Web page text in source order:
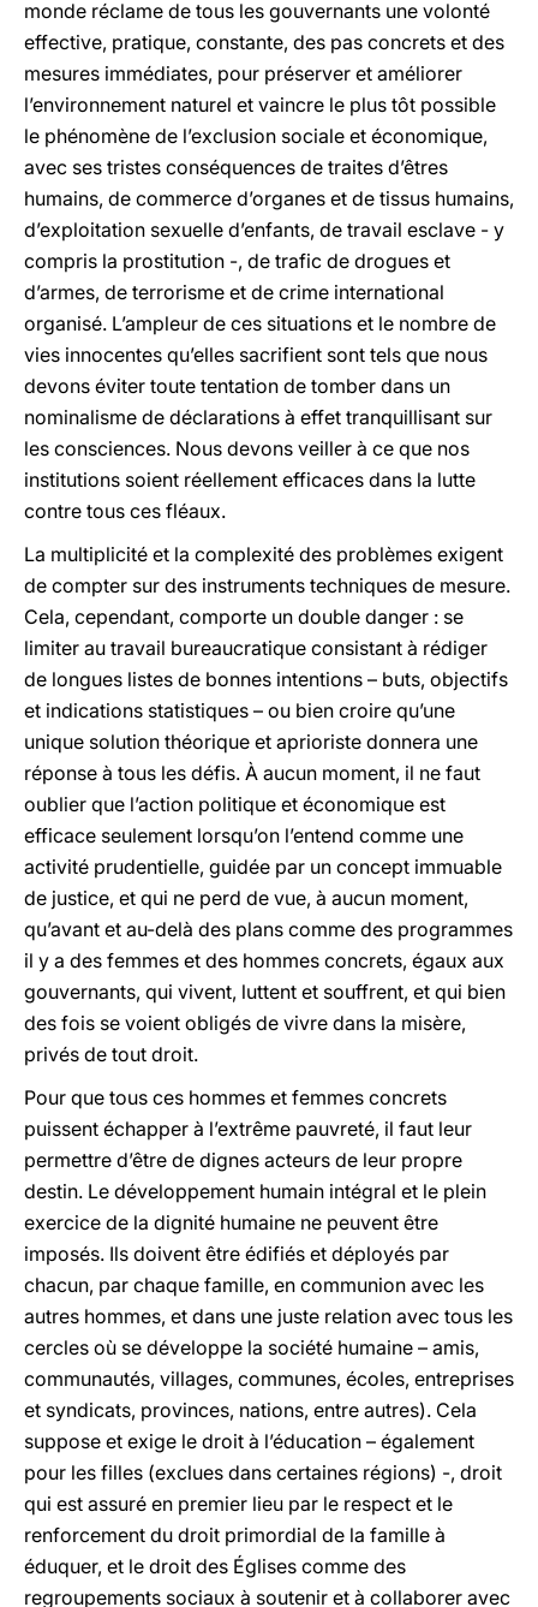
monde réclame de tous les gouvernants une volonté
effective, pratique, constante, des pas concrets et des
mesures immédiates, pour préserver et améliorer
l’environnement naturel et vaincre le plus tôt possible
le phénomène de l’exclusion sociale et économique,
avec ses tristes conséquences de traites d’êtres
humains, de commerce d’organes et de tissus humains,
d’exploitation sexuelle d’enfants, de travail esclave - y
compris la prostitution -, de trafic de drogues et
d’armes, de terrorisme et de crime international
organisé. L’ampleur de ces situations et le nombre de
vies innocentes qu’elles sacrifient sont tels que nous
devons éviter toute tentation de tomber dans un
nominalisme de déclarations à effet tranquillisant sur
les consciences. Nous devons veiller à ce que nos
institutions soient réellement efficaces dans la lutte
contre tous ces fléaux.
La multiplicité et la complexité des problèmes exigent
de compter sur des instruments techniques de mesure.
Cela, cependant, comporte un double danger : se
limiter au travail bureaucratique consistant à rédiger
de longues listes de bonnes intentions – buts, objectifs
et indications statistiques – ou bien croire qu’une
unique solution théorique et aprioriste donnera une
réponse à tous les défis. À aucun moment, il ne faut
oublier que l’action politique et économique est
efficace seulement lorsqu’on l’entend comme une
activité prudentielle, guidée par un concept immuable
de justice, et qui ne perd de vue, à aucun moment,
qu’avant et au-delà des plans comme des programmes
il y a des femmes et des hommes concrets, égaux aux
gouvernants, qui vivent, luttent et souffrent, et qui bien
des fois se voient obligés de vivre dans la misère,
privés de tout droit.
Pour que tous ces hommes et femmes concrets
puissent échapper à l’extrême pauvreté, il faut leur
permettre d’être de dignes acteurs de leur propre
destin. Le développement humain intégral et le plein
exercice de la dignité humaine ne peuvent être
imposés. Ils doivent être édifiés et déployés par
chacun, par chaque famille, en communion avec les
autres hommes, et dans une juste relation avec tous les
cercles où se développe la société humaine – amis,
communautés, villages, communes, écoles, entreprises
et syndicats, provinces, nations, entre autres). Cela
suppose et exige le droit à l’éducation – également
pour les filles (exclues dans certaines régions) -, droit
qui est assuré en premier lieu par le respect et le
renforcement du droit primordial de la famille à
éduquer, et le droit des Églises comme des
regroupements sociaux à soutenir et à collaborer avec